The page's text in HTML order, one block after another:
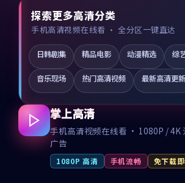
探索更多高清分类
手机高清视频在线看 · 全分区一键直达
日韩剧集 精品电影 动漫精选 综
音乐现场 热门高清视频 最新高清更新
掌上高清
手机高清视频在线看 · 1080P / 4K
广告
1080P 高清 手机流畅 免下载